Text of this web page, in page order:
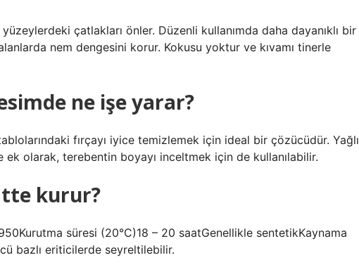
çatlakları önler. Düzenli kullanımda daha dayanıklı bir
nem dengesini korur. Kokusu yoktur ve kıvamı tinerle
ne işe yarar?
fırçayı iyice temizlemek için ideal bir çözücüdür. Yağlı
ek olarak, terebentin boyayı inceltmek için de kullanılabilir.
kurur?
süresi (20°C)18 – 20 saatGenellikle sentetikKaynama
bazlı eriticilerde seyreltilebilir.